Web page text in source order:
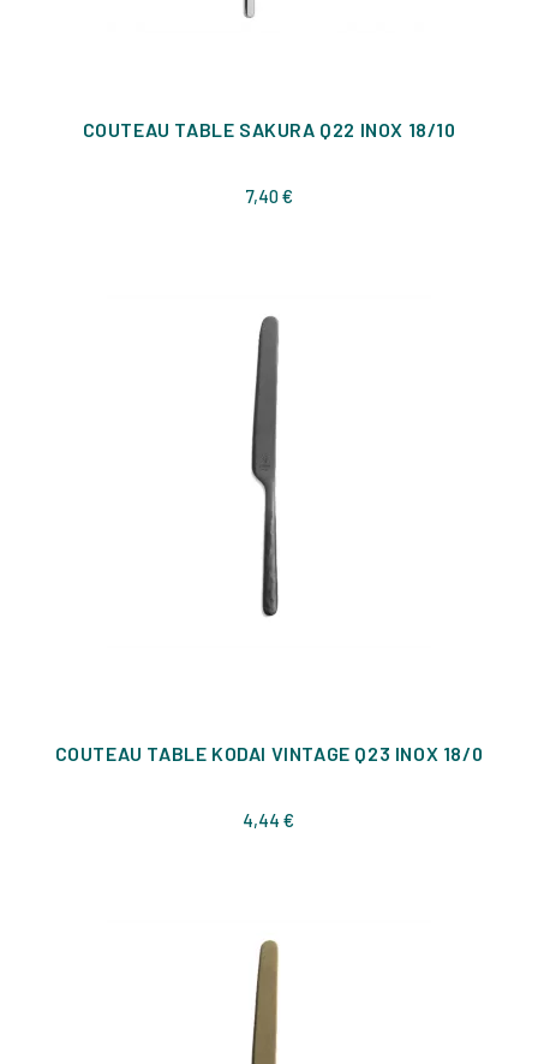
COUTEAU TABLE SAKURA Q22 INOX 18/10
7,40 €Prix
COUTEAU TABLE KODAI VINTAGE Q23 INOX 18/0
4,44 €